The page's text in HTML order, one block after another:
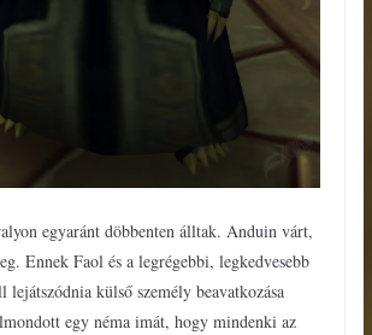
egyaránt döbbenten álltak. Anduin várt,
Ennek Faol és a legrégebbi, legkedvesebb
lejátszódnia külső személy beavatkozása
egy néma imát, hogy mindenki az